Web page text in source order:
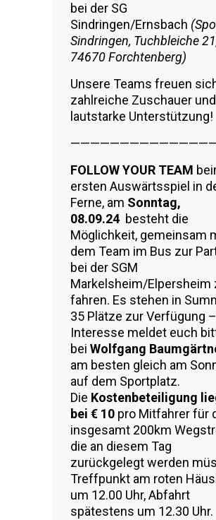
bei der SG
Sindringen/Ernsbach
Sindringen, Tuchbleiche
74670 Forchtenberg)
Unsere Teams freuen
zahlreiche Zuschauer und
lautstarke Unterstützung!
FOLLOW YOUR TEAM
ersten Auswärtsspiel in
Ferne, am Sonntag,
08.09.24 besteht die
Möglichkeit, gemeinsam
dem Team im Bus zur
bei der SGM
Markelsheim/Elpersheim
fahren. Es stehen in
35 Plätze zur Verfügung
Interesse meldet euch
bei Wolfgang
am besten gleich am
auf dem Sportplatz.
Die Kostenbeteiligung
bei € 10 pro Mitfahrer für
insgesamt 200km
die an diesem Tag
zurückgelegt werden
Treffpunkt am roten
um 12.00 Uhr, Abfahrt
spätestens um 12.30 Uhr.